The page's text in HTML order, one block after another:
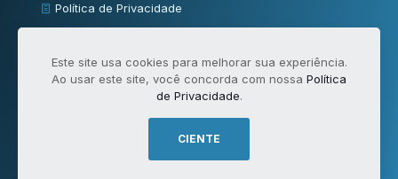
Política de Privacidade
FAQ - Perguntas Frequentes
Este site usa cookies para melhorar sua experiência.
Ao usar este site, você concorda com nossa Política
de Privacidade.
CIENTE